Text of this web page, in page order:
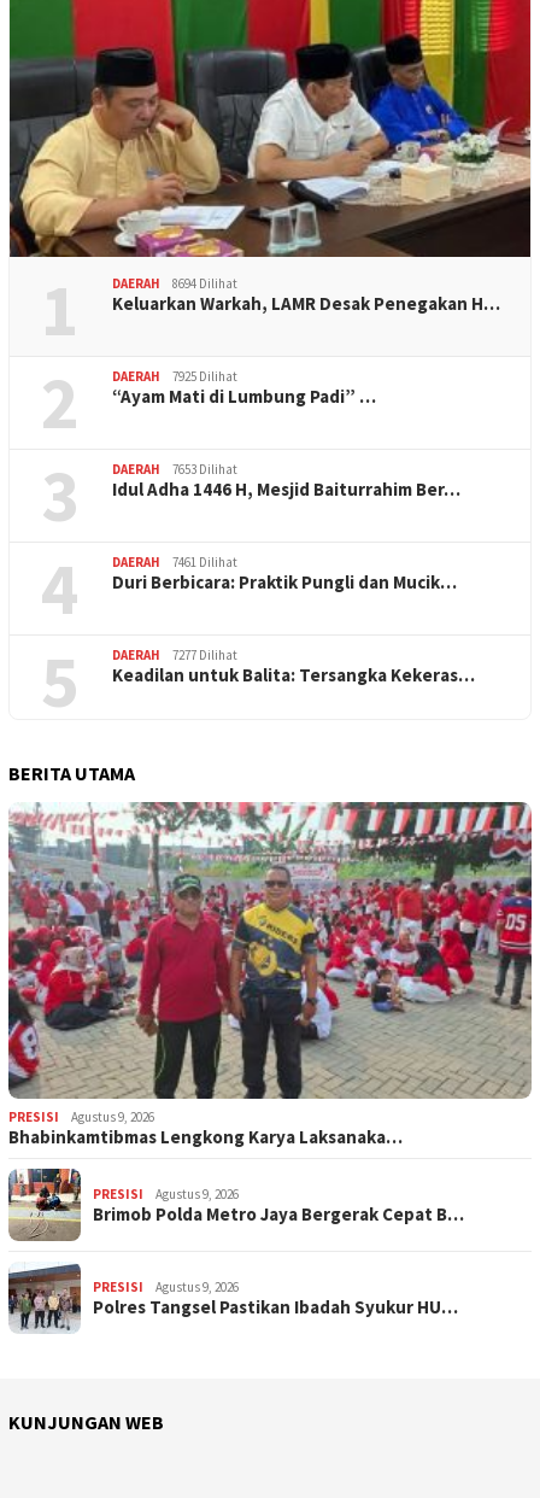
1 DAERAH 8694 Dilihat
Keluarkan Warkah, LAMR Desak Penegakan H…
2 DAERAH 7925 Dilihat
“Ayam Mati di Lumbung Padi” …
3 DAERAH 7653 Dilihat
Idul Adha 1446 H, Mesjid Baiturrahim Ber…
4 DAERAH 7461 Dilihat
Duri Berbicara: Praktik Pungli dan Mucik…
5 DAERAH 7277 Dilihat
Keadilan untuk Balita: Tersangka Kekeras…
BERITA UTAMA
PRESISI Agustus 9, 2026
Bhabinkamtibmas Lengkong Karya Laksanaka…
PRESISI Agustus 9, 2026
Brimob Polda Metro Jaya Bergerak Cepat B…
PRESISI Agustus 9, 2026
Polres Tangsel Pastikan Ibadah Syukur HU…
KUNJUNGAN WEB